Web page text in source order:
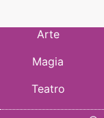
Arte
Magia
Teatro